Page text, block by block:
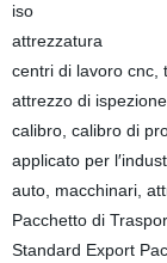
iso
attrezzatura
centri di lavoro cnc,
attrezzo di ispezione
calibro, calibro di
applicato per
auto, macchinari,
Pacchetto di
Standard Export